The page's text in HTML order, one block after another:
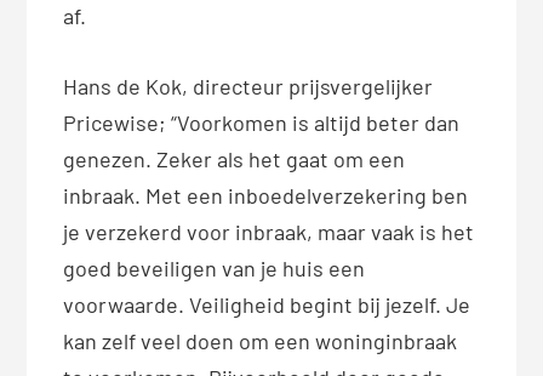
af.
Hans de Kok, directeur prijsvergelijker
Pricewise; “Voorkomen is altijd beter dan
genezen. Zeker als het gaat om een
inbraak. Met een inboedelverzekering ben
je verzekerd voor inbraak, maar vaak is het
goed beveiligen van je huis een
voorwaarde. Veiligheid begint bij jezelf. Je
kan zelf veel doen om een woninginbraak